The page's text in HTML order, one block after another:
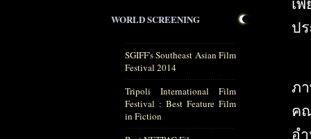
WORLD SCREENING
SGIFF's Southeast Asian Film
Festival 2014
Tripoli International Film
Festival : Best Feature Film
in Fiction
ป
ภ
ค
อ